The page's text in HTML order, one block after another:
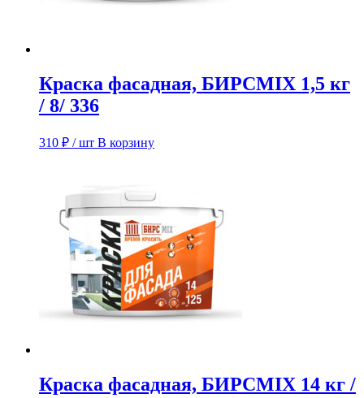
Краска фасадная, БИРСMIX 1,5 кг
/ 8/ 336
310 ₽ / шт В корзину
Краска фасадная, БИРСMIX 14 кг /